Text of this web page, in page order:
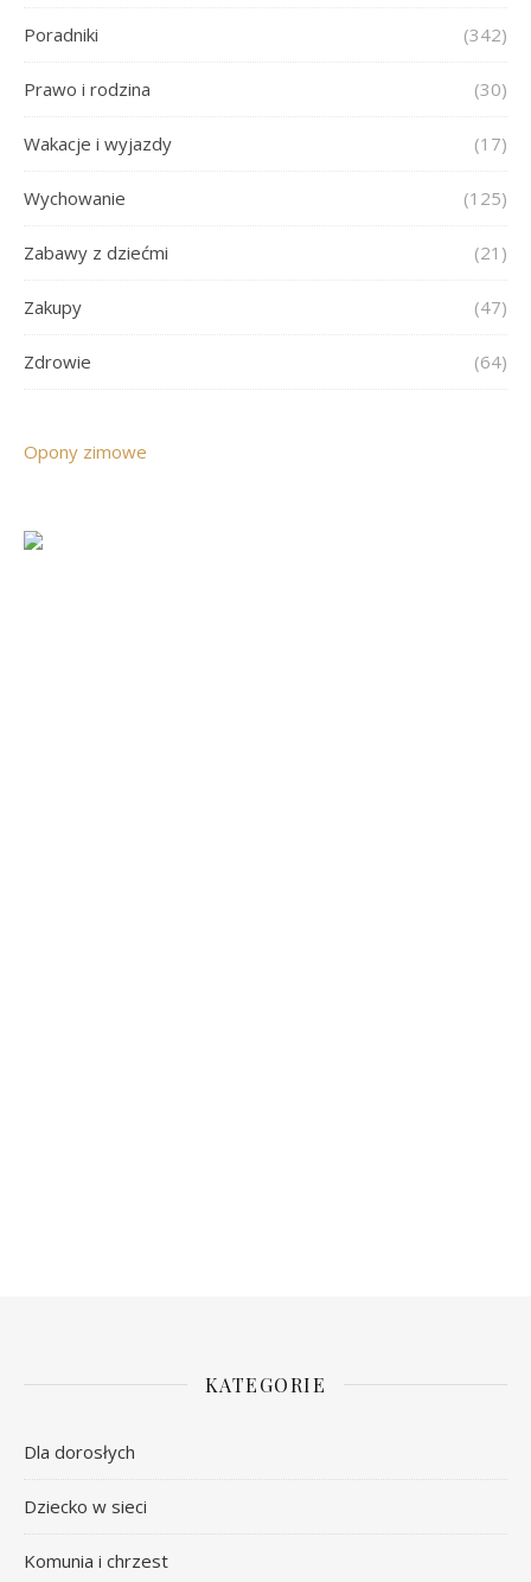
Poradniki (342)
Prawo i rodzina (30)
Wakacje i wyjazdy (17)
Wychowanie (125)
Zabawy z dziećmi (21)
Zakupy (47)
Zdrowie (64)
Opony zimowe
KATEGORIE
Dla dorosłych
Dziecko w sieci
Komunia i chrzest